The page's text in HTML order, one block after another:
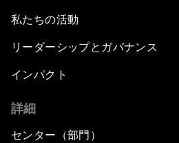
私たちの活動
リーダーシップとガバナンス
インパクト
詳細
センター（部門）